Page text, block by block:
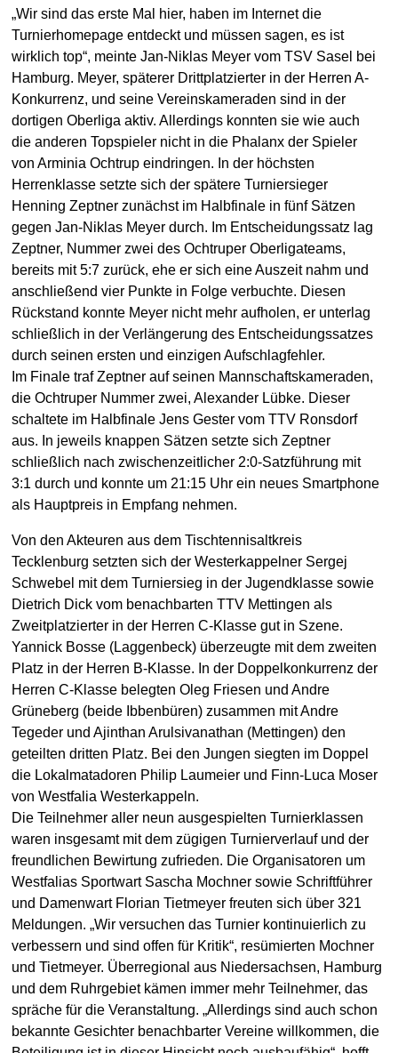
„Wir sind das erste Mal hier, haben im Internet die
Turnierhomepage entdeckt und müssen sagen, es ist
wirklich top“, meinte Jan-Niklas Meyer vom TSV Sasel bei
Hamburg. Meyer, späterer Drittplatzierter in der Herren A-
Konkurrenz, und seine Vereinskameraden sind in der
dortigen Oberliga aktiv. Allerdings konnten sie wie auch
die anderen Topspieler nicht in die Phalanx der Spieler
von Arminia Ochtrup eindringen. In der höchsten
Herrenklasse setzte sich der spätere Turniersieger
Henning Zeptner zunächst im Halbfinale in fünf Sätzen
gegen Jan-Niklas Meyer durch. Im Entscheidungssatz lag
Zeptner, Nummer zwei des Ochtruper Oberligateams,
bereits mit 5:7 zurück, ehe er sich eine Auszeit nahm und
anschließend vier Punkte in Folge verbuchte. Diesen
Rückstand konnte Meyer nicht mehr aufholen, er unterlag
schließlich in der Verlängerung des Entscheidungssatzes
durch seinen ersten und einzigen Aufschlagfehler.
Im Finale traf Zeptner auf seinen Mannschaftskameraden,
die Ochtruper Nummer zwei, Alexander Lübke. Dieser
schaltete im Halbfinale Jens Gester vom TTV Ronsdorf
aus. In jeweils knappen Sätzen setzte sich Zeptner
schließlich nach zwischenzeitlicher 2:0-Satzführung mit
3:1 durch und konnte um 21:15 Uhr ein neues Smartphone
als Hauptpreis in Empfang nehmen.
Von den Akteuren aus dem Tischtennisaltkreis
Tecklenburg setzten sich der Westerkappelner Sergej
Schwebel mit dem Turniersieg in der Jugendklasse sowie
Dietrich Dick vom benachbarten TTV Mettingen als
Zweitplatzierter in der Herren C-Klasse gut in Szene.
Yannick Bosse (Laggenbeck) überzeugte mit dem zweiten
Platz in der Herren B-Klasse. In der Doppelkonkurrenz der
Herren C-Klasse belegten Oleg Friesen und Andre
Grüneberg (beide Ibbenbüren) zusammen mit Andre
Tegeder und Ajinthan Arulsivanathan (Mettingen) den
geteilten dritten Platz. Bei den Jungen siegten im Doppel
die Lokalmatadoren Philip Laumeier und Finn-Luca Moser
von Westfalia Westerkappeln.
Die Teilnehmer aller neun ausgespielten Turnierklassen
waren insgesamt mit dem zügigen Turnierverlauf und der
freundlichen Bewirtung zufrieden. Die Organisatoren um
Westfalias Sportwart Sascha Mochner sowie Schriftführer
und Damenwart Florian Tietmeyer freuten sich über 321
Meldungen. „Wir versuchen das Turnier kontinuierlich zu
verbessern und sind offen für Kritik“, resümierten Mochner
und Tietmeyer. Überregional aus Niedersachsen, Hamburg
und dem Ruhrgebiet kämen immer mehr Teilnehmer, das
spräche für die Veranstaltung. „Allerdings sind auch schon
bekannte Gesichter benachbarter Vereine willkommen, die